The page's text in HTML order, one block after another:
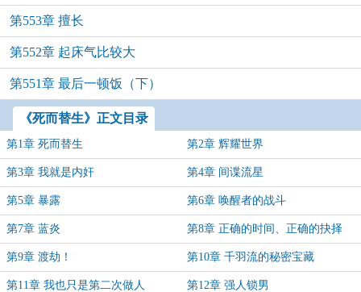
第553章 擅长
第552章 起床气比较大
第551章 最后一顿饭（下）
《死而替生》正文目录
第1章 死而替生 第2章 辉耀世界
第3章 我就是内奸 第4章 间谍流星
第5章 暴露 第6章 唤醒者的战斗
第7章 蓝炎 第8章 正确的时间、正确的抉择
第9章 渡劫！ 第10章 千羽流的秘密宝藏
第11章 我也只是第二次做人 第12章 强人锁男